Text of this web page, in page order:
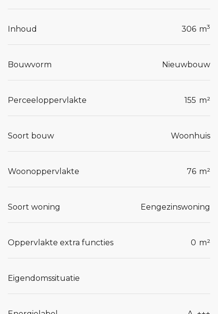
Inhoud 306 m3
Bouwvorm Nieuwbouw
Perceeloppervlakte 155 m²
Soort bouw Woonhuis
Woonoppervlakte 76 m²
Soort woning Eengezinswoning
Oppervlakte extra functies 0 m²
Eigendomssituatie